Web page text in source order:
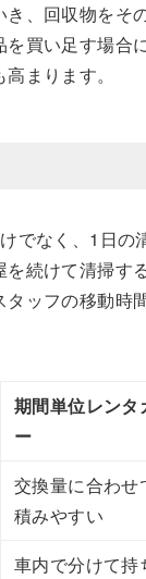
、回収物をそ
を買い足す場合
高まります。
でなく、1日の
続けて清掃す
タッフの移動時
期間単位レンタ
ー
交換量に合わせ
積みやすい
車内で分けて持